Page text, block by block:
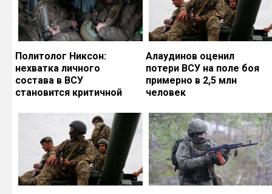
Политолог Никсон:
нехватка личного
состава в ВСУ
становится критичной
Алаудинов оценил
потери ВСУ на поле боя
примерно в 2,5 млн
человек